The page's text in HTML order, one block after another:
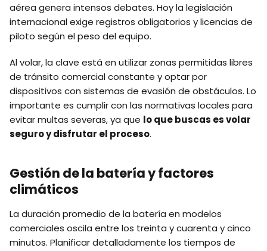
aérea genera intensos debates. Hoy la legislación
internacional exige registros obligatorios y licencias de
piloto según el peso del equipo.
Al volar, la clave está en utilizar zonas permitidas libres
de tránsito comercial constante y optar por
dispositivos con sistemas de evasión de obstáculos. Lo
importante es cumplir con las normativas locales para
evitar multas severas, ya que lo que buscas es volar
seguro y disfrutar el proceso.
Gestión de la batería y factores
climáticos
La duración promedio de la batería en modelos
comerciales oscila entre los treinta y cuarenta y cinco
minutos. Planificar detalladamente los tiempos de